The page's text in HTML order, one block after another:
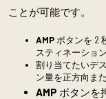
ことが可能です。
AMP ボタンを 2
スティネーショ
割り当てたいデ
ン量を正方向ま
AMP ボタンを